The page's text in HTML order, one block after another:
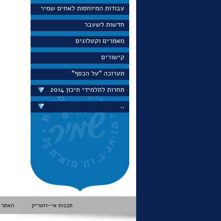
קובץ מאמרים של ד"ר עינת
וילף יצא לאור בארה"ב "האם
כולם צריכים להיות ציונים".
על השער מופיע שטר כסף של
של עינת וילף שצויר בהשראת
חיילת נח"ל על השטר.
במכירה הפומבית ה-100 של
נגב הולילנד מוצעת מעטפת
היום הראשון שעוצבה ע"י
האחים שמיר של בול הנגב
משנת 1950. ספטמבר 2022
באירוע של התאחדות
עבודות המיוחסות לאחים שמיר
חדשות לשעבר
מאמרים וקטלוגים
קישורים
תערוכה "על הכסף"
תחרות לתלמידי תיכון 2014
..